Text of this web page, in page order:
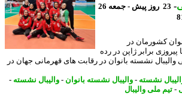
23 روز پیش - جمعه 26
کشورمان در
برابر ژاپن در رده
نشسته بانوان در رقابت های قهرمانی جهان در
نشسته-والیبال نشسته بانوان- والیبال نشسته-
ملی والیبال